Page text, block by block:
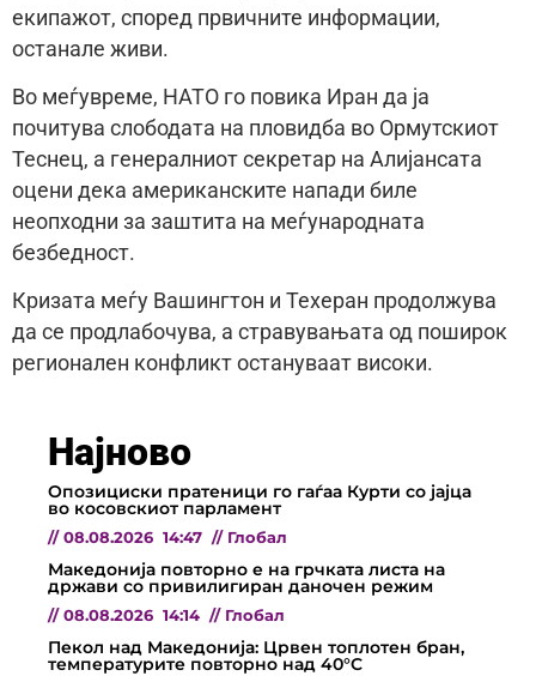
екипажот, според првичните информации,
останале живи.
Во меѓувреме, НАТО го повика Иран да ја
почитува слободата на пловидба во Ормутскиот
Теснец, а генералниот секретар на Алијансата
оцени дека американските напади биле
неопходни за заштита на меѓународната
безбедност.
Кризата меѓу Вашингтон и Техеран продолжува
да се продлабочува, а стравувањата од поширок
регионален конфликт остануваат високи.
Најново
Опозициски пратеници го гаѓаа Курти со јајца
во косовскиот парламент
// 08.08.2026 14:47 // Глобал
Македонија повторно е на грчката листа на
држави со привилигиран даночен режим
// 08.08.2026 14:14 // Глобал
Пекол над Македонија: Црвен топлотен бран,
температурите повторно над 40°C